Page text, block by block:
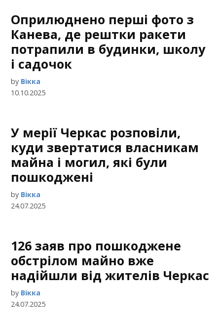
Оприлюднено перші фото з
Канева, де рештки ракети
потрапили в будинки, школу
і садочок
by Вікка
10.10.2025
У мерії Черкас розповіли,
куди звертатися власникам
майна і могил, які були
пошкоджені
by Вікка
24.07.2025
126 заяв про пошкоджене
обстрілом майно вже
надійшли від жителів Черкас
by Вікка
24.07.2025